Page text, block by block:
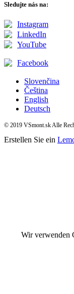
Sledujte nás na:
Instagram
LinkedIn
YouTube
Facebook
Slovenčina
Čeština
English
Deutsch
© 2019 VSmont.sk Alle
Erstellen Sie ein
Wir verwenden